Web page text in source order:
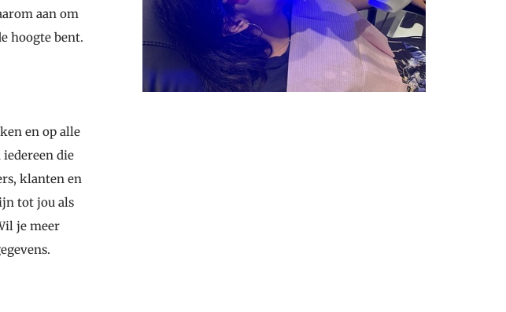
aan om
hoogte bent.
en op alle
die
klanten en
tot jou als
je meer